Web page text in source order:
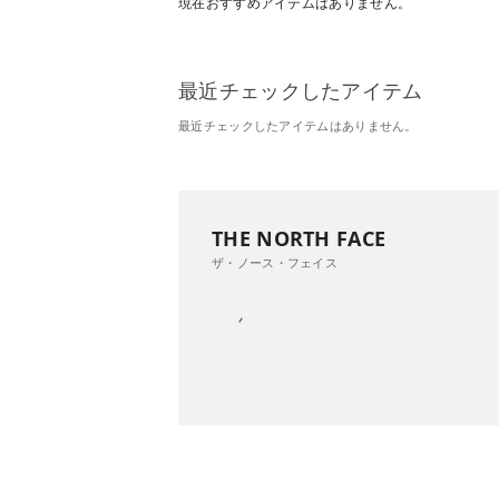
最近チェックしたアイテム
最近チェックしたアイテムはありません。
THE NORTH FACE
ザ・ノース・フェイス